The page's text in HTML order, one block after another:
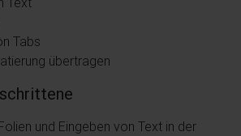
Tabs
übertragen
und Eingeben von Text in der